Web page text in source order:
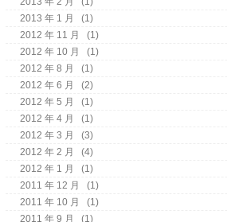
2013 年 1 月
(1)
2012 年 11 月
(1)
2012 年 10 月
(1)
2012 年 8 月
(1)
2012 年 6 月
(2)
2012 年 5 月
(1)
2012 年 4 月
(1)
2012 年 3 月
(3)
2012 年 2 月
(4)
2012 年 1 月
(1)
2011 年 12 月
(1)
2011 年 10 月
(1)
2011 年 9 月
(1)